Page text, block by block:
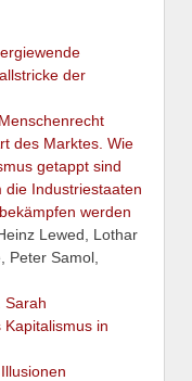
der
des Marktes. Wie
getappt sind
die Industriestaaten
werden
Lewed, Lothar
Peter Samol,
Sarah
in